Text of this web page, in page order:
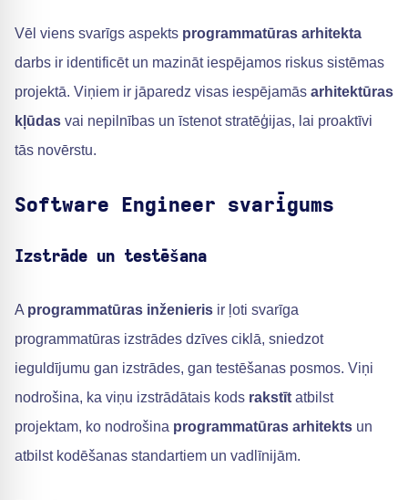
Vēl viens svarīgs aspekts programmatūras arhitekta
darbs ir identificēt un mazināt iespējamos riskus sistēmas
projektā. Viņiem ir jāparedz visas iespējamās arhitektūras
kļūdas vai nepilnības un īstenot stratēģijas, lai proaktīvi
tās novērstu.
Software Engineer svarīgums
Izstrāde un testēšana
A programmatūras inženieris ir ļoti svarīga
programmatūras izstrādes dzīves ciklā, sniedzot
ieguldījumu gan izstrādes, gan testēšanas posmos. Viņi
nodrošina, ka viņu izstrādātais kods rakstīt atbilst
projektam, ko nodrošina programmatūras arhitekts un
atbilst kodēšanas standartiem un vadlīnijām.